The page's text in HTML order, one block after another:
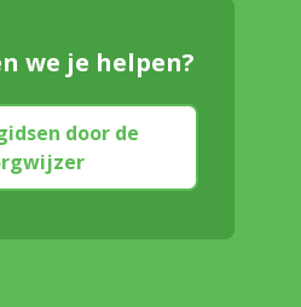
we je helpen?
door de